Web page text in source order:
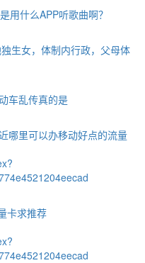
用什么APP听歌曲啊？
生女，体制内行政，父母体
车乱传真的是
哪里可以办移动好点的流量
卡求推荐